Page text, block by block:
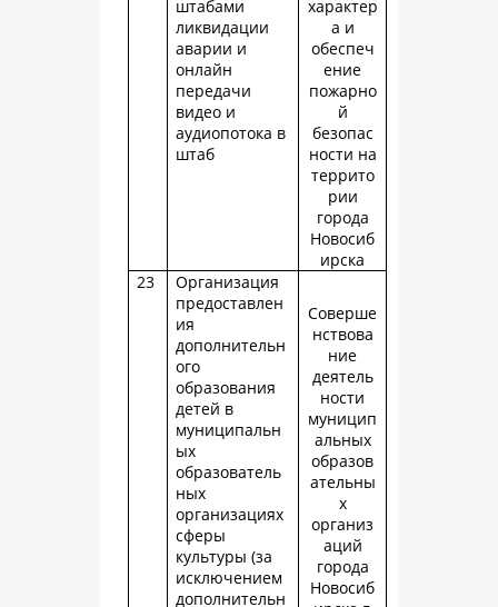
штабами
ликвидации
аварии и
онлайн
передачи
видео и
аудиопотока в
штаб
характер
а и
обеспеч
ение
пожарно
й
безопас
ности на
террито
рии
города
Новосиб
ирска
23
Организация
предоставлен
ия
дополнительн
ого
образования
детей в
муниципальн
ых
образователь
ных
организациях
сферы
культуры (за
исключением
дополнительн
Соверше
нствова
ние
деятель
ности
муницип
альных
образов
ательны
х
организ
аций
города
Новосиб